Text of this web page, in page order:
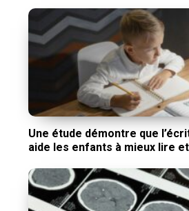
Une étude démontre que
aide les enfants à mieux lire